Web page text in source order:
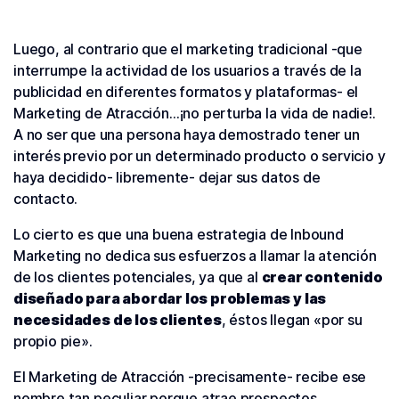
Luego, al contrario que el marketing tradicional -que
interrumpe la actividad de los usuarios a través de la
publicidad en diferentes formatos y plataformas- el
Marketing de Atracción…¡no perturba la vida de nadie!.
A no ser que una persona haya demostrado tener un
interés previo por un determinado producto o servicio y
haya decidido- libremente- dejar sus datos de
contacto.
Lo cierto es que una buena estrategia de Inbound
Marketing no dedica sus esfuerzos a llamar la atención
de los clientes potenciales, ya que al crear contenido
diseñado para abordar los problemas y las
necesidades de los clientes, éstos llegan «por su
propio pie».
El Marketing de Atracción -precisamente- recibe ese